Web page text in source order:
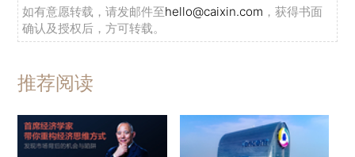
如有意愿转载，请发邮件至hello@caixin.com ，获得书面
确认及授权后，方可转载。
推荐阅读